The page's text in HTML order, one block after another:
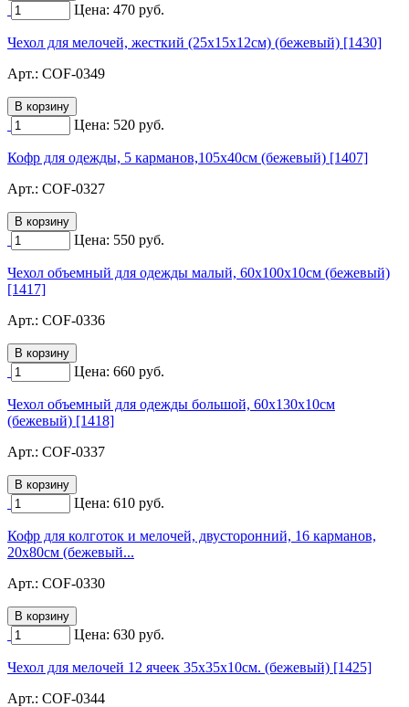
Цена: 470 руб.
Чехол для мелочей, жесткий (25х15х12см) (бежевый) [1430]
Арт.: COF-0349
Цена: 520 руб.
Кофр для одежды, 5 карманов,105х40см (бежевый) [1407]
Арт.: COF-0327
Цена: 550 руб.
Чехол объемный для одежды малый, 60х100х10см (бежевый)
[1417]
Арт.: COF-0336
Цена: 660 руб.
Чехол объемный для одежды большой, 60х130х10см
(бежевый) [1418]
Арт.: COF-0337
Цена: 610 руб.
Кофр для колготок и мелочей, двусторонний, 16 карманов,
20х80см (бежевый...
Арт.: COF-0330
Цена: 630 руб.
Чехол для мелочей 12 ячеек 35х35х10см. (бежевый) [1425]
Арт.: COF-0344